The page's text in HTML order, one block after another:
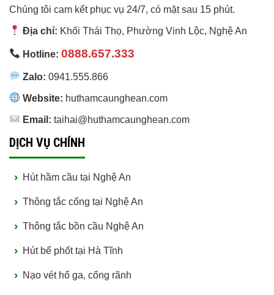
Chúng tôi cam kết phục vụ 24/7, có mặt sau 15 phút.
Địa chỉ: Khối Thái Thọ, Phường Vinh Lộc, Nghệ An
Hotline: 0888.657.333
Zalo: 0941.555.866
Website: huthamcaunghean.com
Email: taihai@huthamcaunghean.com
DỊCH VỤ CHÍNH
Hút hầm cầu tại Nghệ An
Thông tắc cống tại Nghệ An
Thông tắc bồn cầu Nghệ An
Hút bể phốt tại Hà Tĩnh
Nạo vét hố ga, cống rãnh